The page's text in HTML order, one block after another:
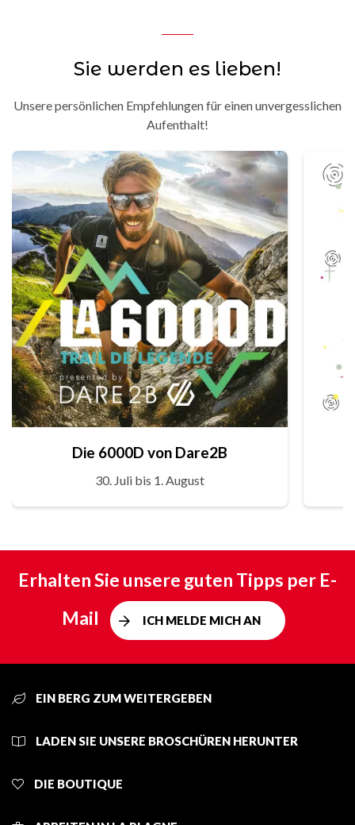
Sie werden es lieben!
Unsere persönlichen Empfehlungen für einen unvergesslichen
Aufenthalt!
Die 6000D von Dare2B
30. Juli bis 1. August
Erhalten Sie unsere guten Tipps per E-
Mail
ICH MELDE MICH AN
EIN BERG ZUM WEITERGEBEN
LADEN SIE UNSERE BROSCHÜREN HERUNTER
DIE BOUTIQUE